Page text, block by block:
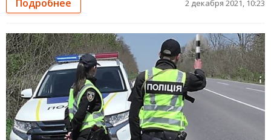
Подробнее 2 декабря 2021, 10:23